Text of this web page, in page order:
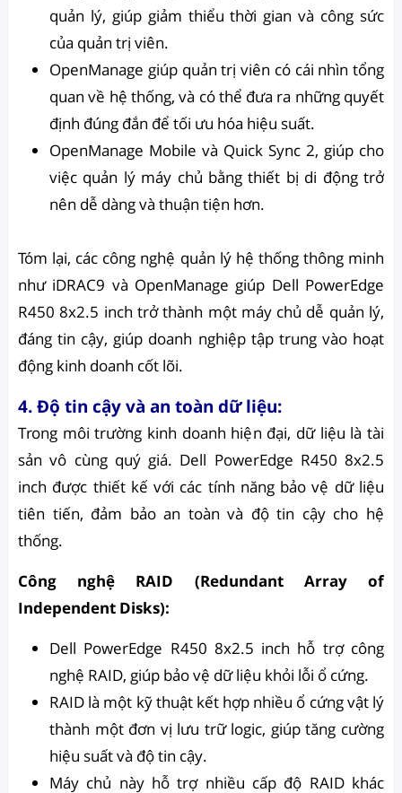
quản lý, giúp giảm thiểu thời gian và công sức
của quản trị viên.
OpenManage giúp quản trị viên có cái nhìn tổng
quan về hệ thống, và có thể đưa ra những quyết
định đúng đắn để tối ưu hóa hiệu suất.
OpenManage Mobile và Quick Sync 2, giúp cho
việc quản lý máy chủ bằng thiết bị di động trở
nên dễ dàng và thuận tiện hơn.
Tóm lại, các công nghệ quản lý hệ thống thông minh
như iDRAC9 và OpenManage giúp Dell PowerEdge
R450 8x2.5 inch trở thành một máy chủ dễ quản lý,
đáng tin cậy, giúp doanh nghiệp tập trung vào hoạt
động kinh doanh cốt lõi.
4. Độ tin cậy và an toàn dữ liệu:
Trong môi trường kinh doanh hiện đại, dữ liệu là tài
sản vô cùng quý giá. Dell PowerEdge R450 8x2.5
inch được thiết kế với các tính năng bảo vệ dữ liệu
tiên tiến, đảm bảo an toàn và độ tin cậy cho hệ
thống.
Công nghệ RAID (Redundant Array of
Independent Disks):
Dell PowerEdge R450 8x2.5 inch hỗ trợ công
nghệ RAID, giúp bảo vệ dữ liệu khỏi lỗi ổ cứng.
RAID là một kỹ thuật kết hợp nhiều ổ cứng vật lý
thành một đơn vị lưu trữ logic, giúp tăng cường
hiệu suất và độ tin cậy.
Máy chủ này hỗ trợ nhiều cấp độ RAID khác